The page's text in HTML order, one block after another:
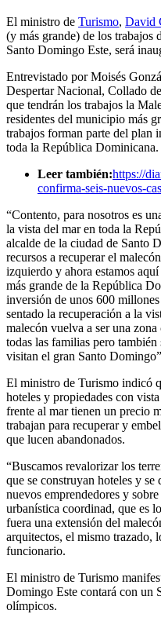
El ministro de Turismo, David
(y más grande) de los trabajos
Santo Domingo Este, será
Entrevistado por Moisés
Despertar Nacional, Collado
que tendrán los trabajos la
residentes del municipio más
trabajos forman parte del plan
toda la República Dominicana.
Leer también:https://
confirma-seis-nuevos-
“Contento, para nosotros es
la vista del mar en toda la
alcalde de la ciudad de Santo
recursos a recuperar el
izquierdo y ahora estamos
más grande de la República
inversión de unos 600
sentado la recuperación a la
malecón vuelva a ser una
todas las familias pero
visitan el gran Santo
El ministro de Turismo indicó
hoteles y propiedades con
frente al mar tienen un precio
trabajan para recuperar y
que lucen abandonados.
“Buscamos revalorizar los
que se construyan hoteles y
nuevos emprendedores y
urbanística coordinad, que es
fuera una extensión del
arquitectos, el mismo trazado,
funcionario.
El ministro de Turismo
Domingo Este contará con un
olímpicos.